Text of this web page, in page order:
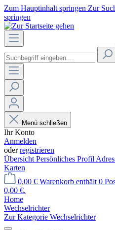
Zum Hauptinhalt springen Zur
springen
Menü schließen
Ihr Konto
Anmelden
oderregistrieren
Übersicht Persönliches Profil
Karten
0,00 € Warenkorb enthält 0
0,00 €.
Home
Wechselrichter
Zur Kategorie Wechselrichter